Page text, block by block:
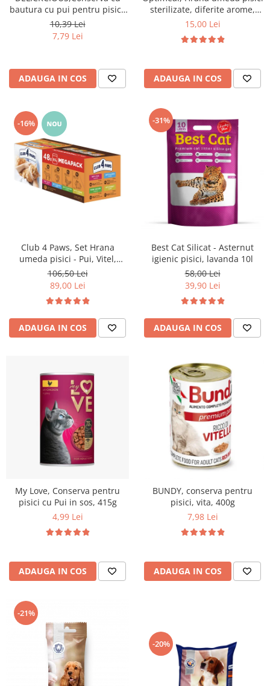
bautura cu pui pentru pisici,
140g
10,39 Lei
7,79 Lei
ADAUGA IN COS
sterilizate, diferite arome,
(3+1), 0.34kg
15,00 Lei
ADAUGA IN COS
-16%
Club 4 Paws, Set Hrana
umeda pisici - Pui, Vitel,
Somon si Iepure, 48x85g
106,50 Lei
89,00 Lei
ADAUGA IN COS
-31%
Best Cat Silicat - Asternut
igienic pisici, lavanda 10l
58,00 Lei
39,90 Lei
ADAUGA IN COS
My Love, Conserva pentru
pisici cu Pui in sos, 415g
4,99 Lei
ADAUGA IN COS
BUNDY, conserva pentru
pisici, vita, 400g
7,98 Lei
ADAUGA IN COS
-21%
-20%